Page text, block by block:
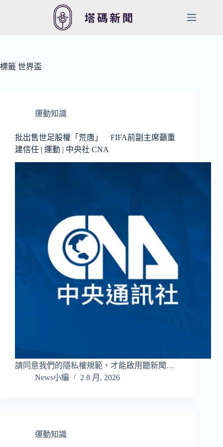
容
標籤 世界盃
運動知識
批出售世足股權「荒唐」 FIFA前副主席籲重
建信任 | 運動 | 中央社 CNA
請同意我們的隱私權規範，才能啟用聽新聞…
News小編
2 8 月, 2026
運動知識